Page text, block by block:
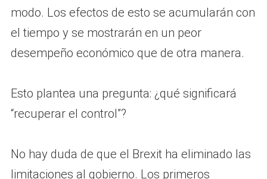
modo. Los efectos de esto se acumularán con
el tiempo y se mostrarán en un peor
desempeño económico que de otra manera.
Esto plantea una pregunta: ¿qué significará
“recuperar el control”?
No hay duda de que el Brexit ha eliminado las
limitaciones al gobierno. Los primeros